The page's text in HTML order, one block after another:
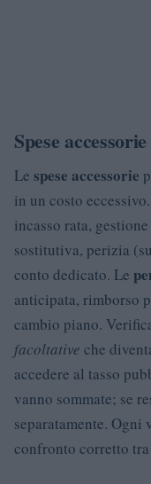
Spese
Le spese accessorie
in un costo
incasso rata,
sostitutiva, perizia
conto dedicato. Le
anticipata, rimborso
cambio piano.
facoltative che
accedere al tasso
vanno sommate; se
separatamente. Ogni
confronto corretto